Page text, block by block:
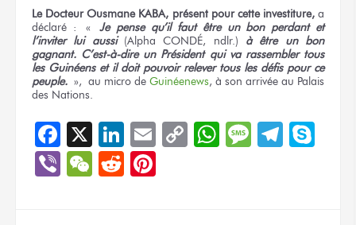
Le Docteur Ousmane KABA, présent pour cette investiture,a
déclaré : «Je pense qu’il faut être un bon perdant et
l’inviter lui aussi(Alpha CONDÉ, ndlr.) à être un bon
gagnant. C’est-à-dire un Président qui va rassembler tous
les Guinéens et il doit pouvoir relever tous les défis pour ce
peuple. », au micro de Guinéenews, à son arrivée au Palais
des Nations.
Facebook
X LinkedIn
EmailCopyWhatsApp
Message
ViberWeChat
Reddit